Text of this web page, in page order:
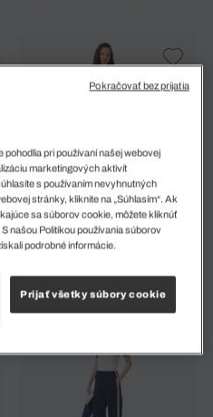
Rozšírené Skladané Tepláky
pohodlia pri používaní našej webovej
marketingových aktivít
s používaním nevyhnutných
stránky, kliknite na „Súhlasím“. Ak
sa súborov cookie, môžete kliknúť
našou Politikou používania súborov
podrobné informácie.
Prijať všetky súbory cookie
Pokračovať bez prijatia